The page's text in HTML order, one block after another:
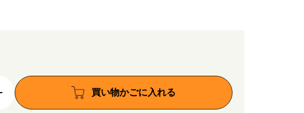
買い物かごに入れる